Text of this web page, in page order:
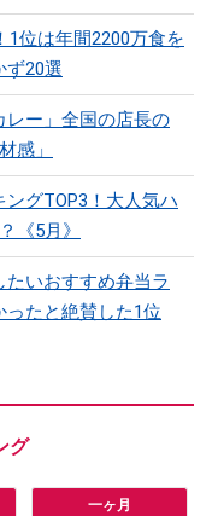
1位は年間2200万食を
ず20選
レー」全国の店長の
感」
ングTOP3！大人気ハ
《5月》
たいおすすめ弁当ラ
たと絶賛した1位
一ヶ月